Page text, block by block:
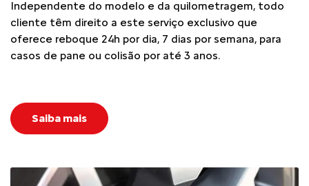
Independente do modelo e da quilometragem, todo
cliente têm direito a este serviço exclusivo que
oferece reboque 24h por dia, 7 dias por semana, para
casos de pane ou colisão por até 3 anos.
Saiba mais